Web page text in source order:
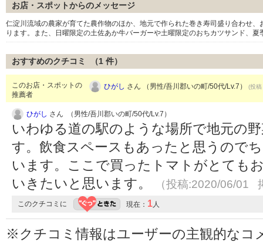
お店・スポットからのメッセージ
仁淀川流域の農家が育てた農作物のほか、地元で作られた巻き寿司盛り合わせ
ります。また、日曜限定の土佐あか牛バーガーや土曜限定のおちカツサンド、
おすすめのクチコミ （1 件）
このお店・スポットの
推薦者
ひがし さん （男性/吾川郡いの町/50代/Lv.7） (投
ひがし さん （男性/吾川郡いの町/50代/Lv.7）
いわゆる道の駅のような場所で地元の
す。飲食スペースもあったと思うので
います。ここで買ったトマトがとても
いきたいと思います。
（投稿:2020/06/01
このクチコミに 現在： 1人
※クチコミ情報はユーザーの主観的なコ